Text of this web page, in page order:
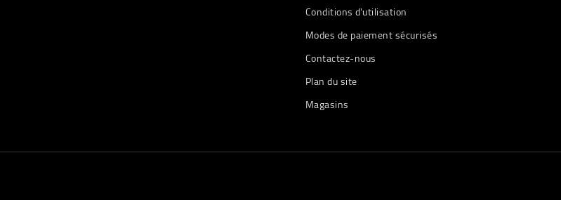
Conditions d'utilisation
Modes de paiement sécurisés
Contactez-nous
Plan du site
Magasins